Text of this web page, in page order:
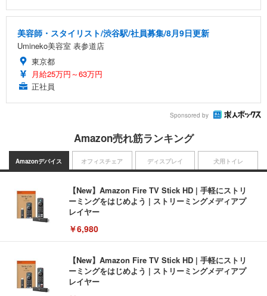
美容師・スタイリスト/渋谷駅/社員募集/8月9日更新
Umineko美容室 表参道店
東京都
月給25万円～63万円
正社員
Sponsored by
Amazon売れ筋ランキング
Amazonデバイス
【New】Amazon Fire TV Stick HD | 手軽にストリ
ーミングをはじめよう | ストリーミングメディアプ
レイヤー
￥6,980
【New】Amazon Fire TV Stick HD | 手軽にストリ
ーミングをはじめよう | ストリーミングメディアプ
レイヤー
オフィスチェア ディスプレイ 犬用トイレ